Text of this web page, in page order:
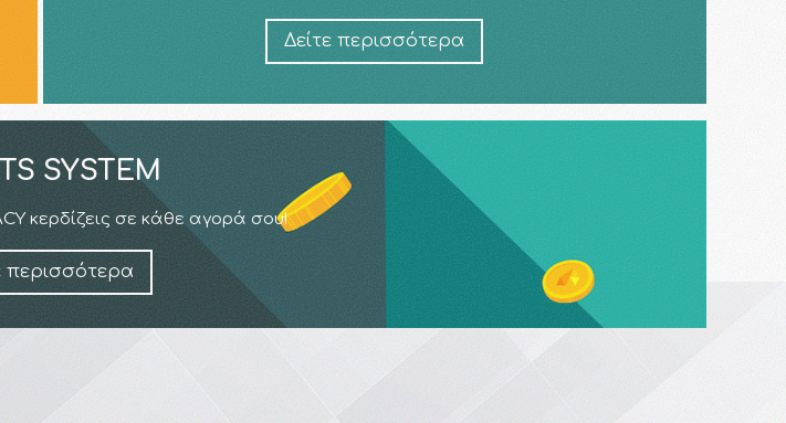
Δείτε περισσότερα
SYSTEM
κερδίζεις σε κάθε αγορά σου!
περισσότερα